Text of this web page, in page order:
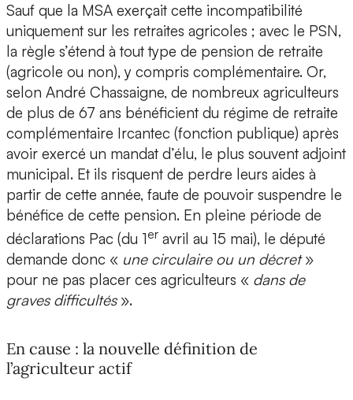
Sauf que la MSA exerçait cette incompatibilité
uniquement sur les retraites agricoles ; avec le PSN,
la règle s’étend à tout type de pension de retraite
(agricole ou non), y compris complémentaire. Or,
selon André Chassaigne, de nombreux agriculteurs
de plus de 67 ans bénéficient du régime de retraite
complémentaire Ircantec (fonction publique) après
avoir exercé un mandat d’élu, le plus souvent adjoint
municipal. Et ils risquent de perdre leurs aides à
partir de cette année, faute de pouvoir suspendre le
bénéfice de cette pension. En pleine période de
déclarations Pac (du 1er avril au 15 mai), le député
demande donc « une circulaire ou un décret»
pour ne pas placer ces agriculteurs « dans de
graves difficultés».
En cause : la nouvelle définition de
l’agriculteur actif